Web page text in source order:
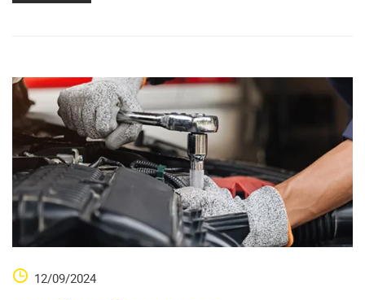
12/09/2024